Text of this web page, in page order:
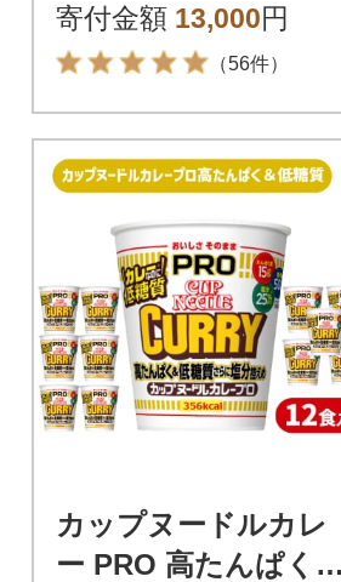
寄付金額 13,000円
（56件）
カップヌードルカレ
ー PRO 高たんぱく&